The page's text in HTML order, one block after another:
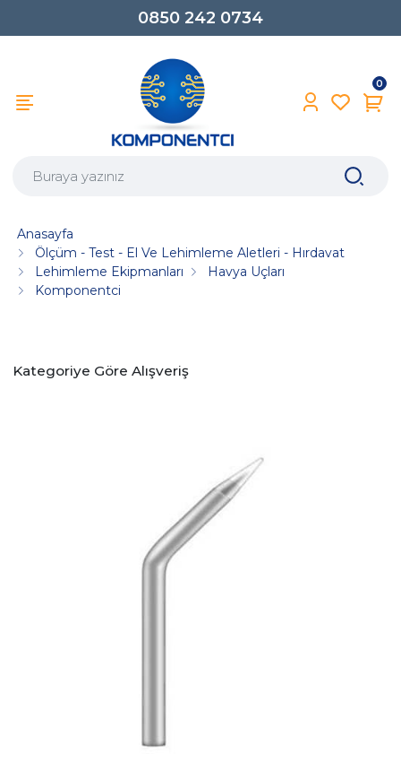
0850 242 0734
0
Anasayfa
Ölçüm - Test - El Ve Lehimleme Aletleri - Hırdavat
Lehimleme Ekipmanları
Havya Uçları
Komponentci
Kategoriye Göre Alışveriş